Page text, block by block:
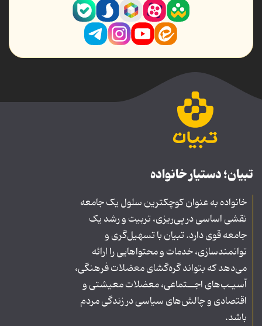
تبیان؛ دستیار خانواده
خانواده به عنوان کوچکترین سلول یک جامعه
نقشی اساسی در پی‌ریزی، تربیت و رشد یک
جامعه قوی دارد. تبیان با تسهیل‌گری و
توانمندسازی، خدمات و محتواهایی را ارائه
می‌دهد که بتواند گره‌گشای معضلات فرهنگی،
آسیـب‌های اجــتماعی، معضلات معیشتی و
اقتصادی و چالش‌های سیاسی در زندگی مردم
باشد.